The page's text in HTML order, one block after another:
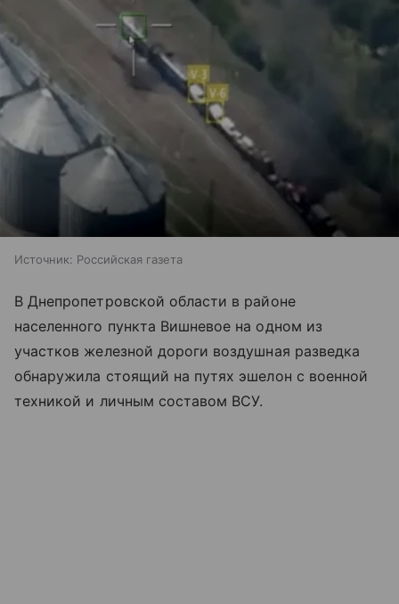
Источник: Российская газета
В Днепропетровской области в районе
населенного пункта Вишневое на одном из
участков железной дороги воздушная разведка
обнаружила стоящий на путях эшелон с военной
техникой и личным составом ВСУ.